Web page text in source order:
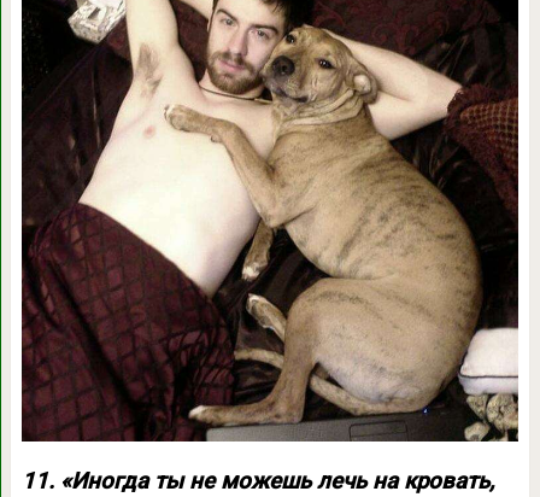
11. «Иногда ты не можешь лечь на кровать,